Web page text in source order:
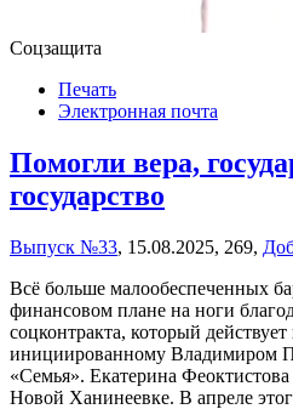
Соцзащита
Печать
Электронная почта
Помогли вера,
государство
Выпуск №33, 15.08.2025, 269,
Всё больше малообеспеченных
финансовом плане на ноги
соцконтракта, который
инициированному Владимиром
«Семья». Екатерина
Новой Ханинеевке. В апреле